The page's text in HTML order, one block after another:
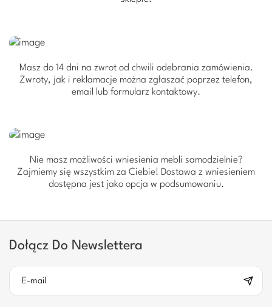
Masz do 14 dni na zwrot od chwili odebrania zamówienia.
Zwroty, jak i reklamacje można zgłaszać poprzez telefon,
email lub formularz kontaktowy.
Nie masz możliwości wniesienia mebli samodzielnie?
Zajmiemy się wszystkim za Ciebie! Dostawa z wniesieniem
dostępna jest jako opcja w podsumowaniu.
Dołącz Do Newslettera